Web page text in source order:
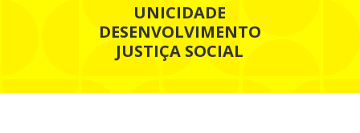
UNICIDADE
DESENVOLVIMENTO
JUSTIÇA SOCIAL